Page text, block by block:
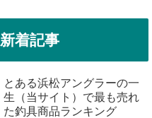
新着記事
とある浜松アングラーの一
生（当サイト）で最も売れ
た釣具商品ランキング